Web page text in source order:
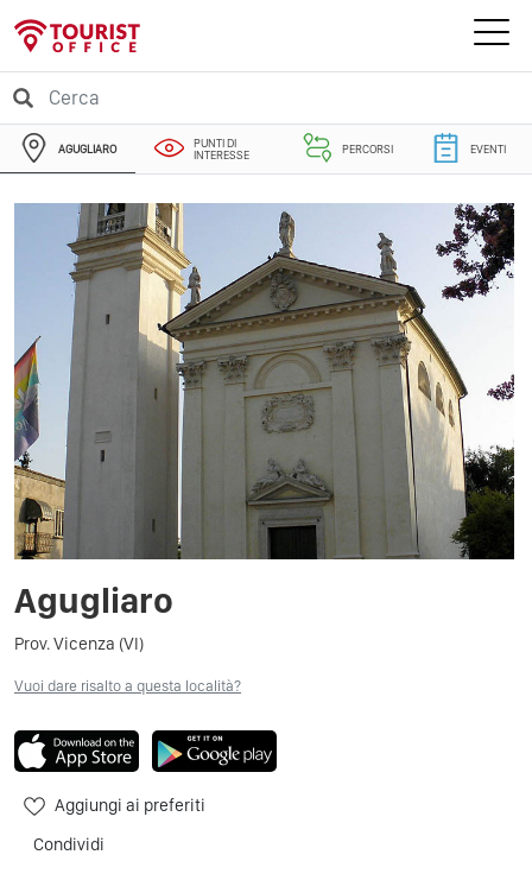
AGUGLIARO
PUNTI DI
INTERESSE
PERCORSI EVENTI
Agugliaro
Prov. Vicenza (VI)
Vuoi dare risalto a questa località?
Aggiungi ai preferiti
Condividi